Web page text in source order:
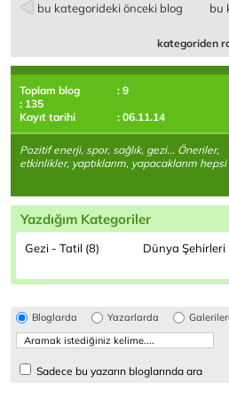
bu kategorideki önceki blog bu
kategoriden
Toplam blog
: 9
: 135
Kayıt tarihi
: 06.11.14
Pozitif enerji, spor, sağlık, gezi... Öneriler,
etkinlikler, yaptıklarım, yapacaklarım
Yazdığım Kategoriler
Gezi - Tatil (8) Dünya Şehirleri
Bloglarda Yazarlarda
Sadece bu yazarın bloglarında ara